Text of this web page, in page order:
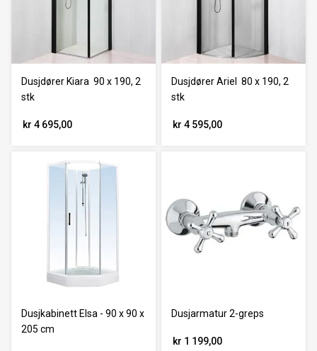
Dusjdører Kiara 90 x 190, 2
stk
kr 4 695,00
Dusjdører Ariel 80 x 190, 2
stk
kr 4 595,00
Dusjkabinett Elsa - 90 x 90 x
205 cm
Dusjarmatur 2-greps
kr 1 199,00